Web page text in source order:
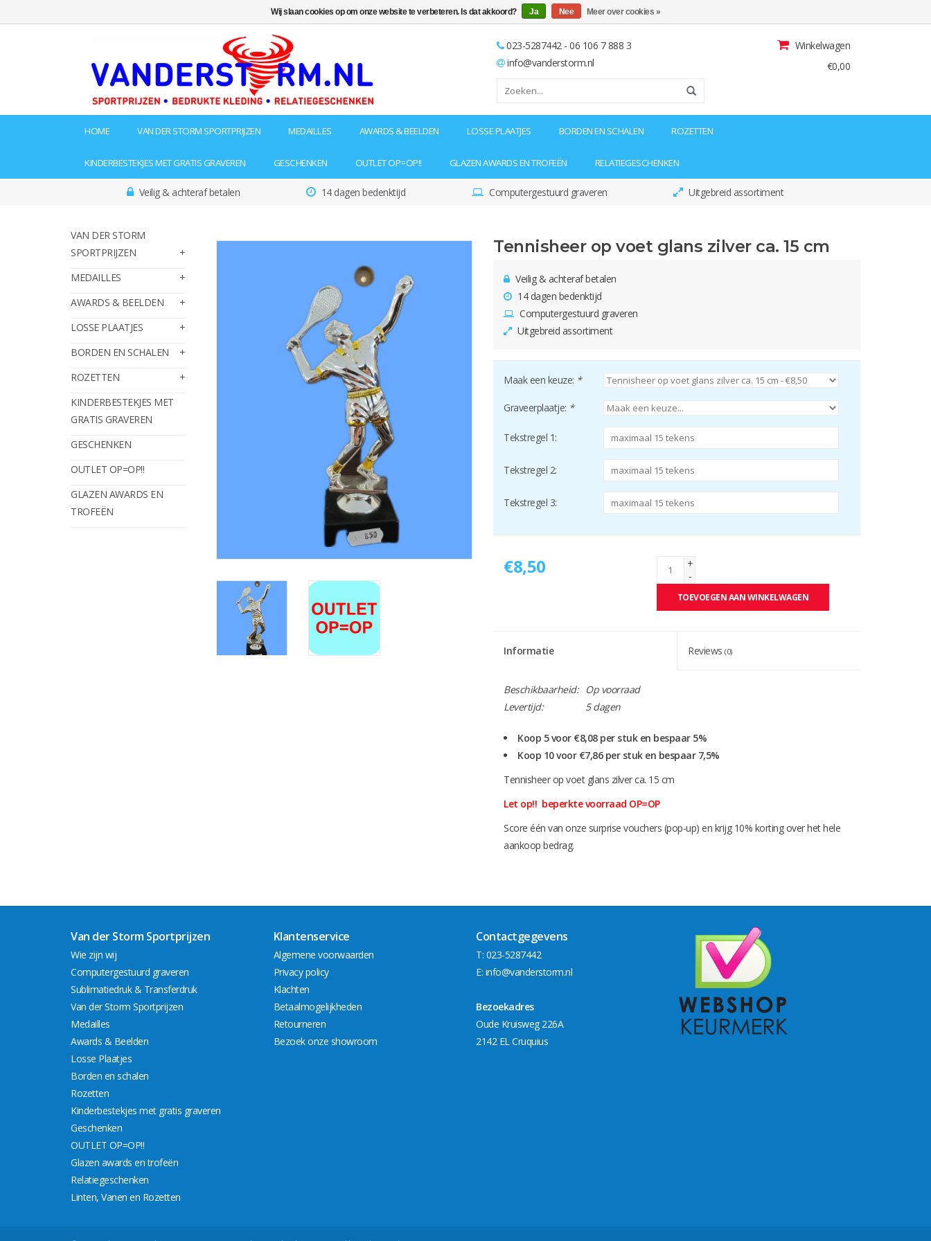
023-5287442 - 06 106 7 888 3
info@vanderstorm.nl
Winkelwagen
€0,00
HOME VAN DER STORM SPORTPRIJZEN MEDAILLES AWARDS & BEELDEN LOSSE PLAATJES BORDEN EN SCHALEN ROZETTEN
KINDERBESTEKJES MET GRATIS GRAVEREN GESCHENKEN OUTLET OP=OP!! GLAZEN AWARDS EN TROFEËN RELATIEGESCHENKEN
Veilig & achteraf betalen 14 dagen bedenktijd Computergestuurd graveren Uitgebreid assortiment
VAN DER STORM
SPORTPRIJZEN
MEDAILLES
AWARDS & BEELDEN
LOSSE PLAATJES
BORDEN EN SCHALEN
ROZETTEN
KINDERBESTEKJES MET
GRATIS GRAVEREN
GESCHENKEN
OUTLET OP=OP!!
GLAZEN AWARDS EN
TROFEËN
Tennisheer op voet glans zilver ca. 15 cm
Veilig & achteraf betalen
14 dagen bedenktijd
Computergestuurd graveren
Uitgebreid assortiment
Maak een keuze: *
Graveerplaatje: *
Tekstregel 1:
Tekstregel 2:
Tekstregel 3:
€8,50
+
-
TOEVOEGEN AAN WINKELWAGEN
Informatie Reviews (0)
Beschikbaarheid:
Op voorraad
Levertijd:
5 dagen
Koop 5 voor €8,08 per stuk en bespaar 5%
Koop 10 voor €7,86 per stuk en bespaar 7,5%
Tennisheer op voet glans zilver ca. 15 cm
Let op!! beperkte voorraad OP=OP
Score één van onze surprise vouchers (pop-up) en krijg 10% korting over het hele
aankoop bedrag.
Van der Storm Sportprijzen
Wie zijn wij
Computergestuurd graveren
Sublimatiedruk & Transferdruk
Van der Storm Sportprijzen
Medailles
Awards & Beelden
Losse Plaatjes
Borden en schalen
Rozetten
Kinderbestekjes met gratis graveren
Geschenken
OUTLET OP=OP!!
Glazen awards en trofeën
Relatiegeschenken
Linten, Vanen en Rozetten
Klantenservice
Algemene voorwaarden
Privacy policy
Klachten
Betaalmogelijkheden
Retourneren
Bezoek onze showroom
Contactgegevens
T: 023-5287442
E: info@vanderstorm.nl
Bezoekadres
Oude Kruisweg 226A
2142 EL Cruquius
Wij slaan cookies op om onze website te verbeteren. Is dat akkoord? Ja Nee Meer over cookies »